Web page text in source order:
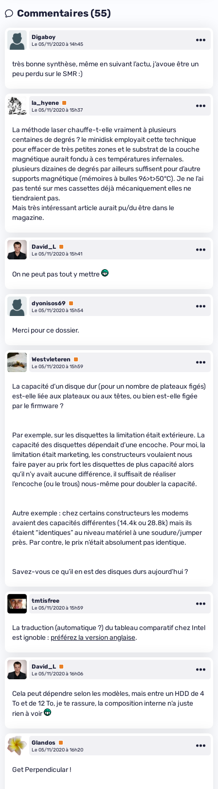
Commentaires (55)
Digaboy
Le 05/11/2020 à 14h45
très bonne synthèse, même en suivant l’actu, j’avoue être un
peu perdu sur le SMR :)
la_hyene Premium
Le 05/11/2020 à 15h37
La méthode laser chauffe-t-elle vraiment à plusieurs
centaines de degrés ? le minidisk employait cette technique
pour effacer de très petites zones et le substrat de la couche
magnétique aurait fondu à ces températures infernales.
plusieurs dizaines de degrés par ailleurs suffisent pour d’autre
supports magnétique (mémoires à bulles 96>t>50°C). Je ne l’ai
pas tenté sur mes cassettes déjà mécaniquement elles ne
tiendraient pas.
Mais très intéressant article aurait pu/du être dans le
magazine.
David_L Premium
Le 05/11/2020 à 15h41
On ne peut pas tout y mettre
dyonisos69 Premium
Le 05/11/2020 à 15h54
Merci pour ce dossier.
Westvleteren
Premium
Le 05/11/2020 à 15h59
La capacité d’un disque dur (pour un nombre de plateaux figés)
est-elle liée aux plateaux ou aux têtes, ou bien est-elle figée
par le firmware ?
Par exemple, sur les disquettes la limitation était extérieure. La
capacité des disquettes dépendait d’une encoche. Pour moi, la
limitation était marketing, les constructeurs voulaient nous
faire payer au prix fort les disquettes de plus capacité alors
qu’il n’y avait aucune différence, il suffisait de réaliser
l’encoche (ou le trous) nous-même pour doubler la capacité.
Autre exemple : chez certains constructeurs les modems
avaient des capacités différentes (14.4k ou 28.8k) mais ils
étaient “identiques” au niveau matériel à une soudure/jumper
près. Par contre, le prix n’était absolument pas identique.
Savez-vous ce qu’il en est des disques durs aujourd’hui ?
tmtisfree
Le 05/11/2020 à 15h59
La traduction (automatique ?) du tableau comparatif chez Intel
est ignoble : préférez la version anglaise.
David_L Premium
Le 05/11/2020 à 16h06
Cela peut dépendre selon les modèles, mais entre un HDD de 4
To et de 12 To, je te rassure, la composition interne n’a juste
rien à voir
Glandos Premium
Le 05/11/2020 à 16h20
Get Perpendicular !